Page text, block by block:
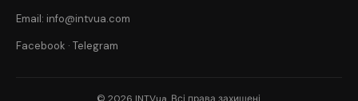
Email: info@intvua.com
Facebook · Telegram